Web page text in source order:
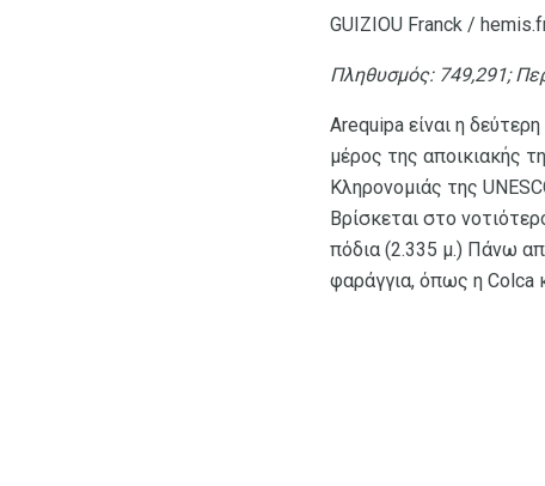
GUIZIOU Franck /
Πληθυσμός: 749,291;
Arequipa είναι η
μέρος της αποικιακής
Κληρονομιάς της
Βρίσκεται στο
πόδια (2.335 μ.) Πάνω
φαράγγια, όπως η Colca